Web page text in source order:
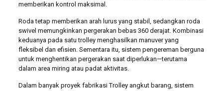
memberikan kontrol maksimal.
Roda tetap memberikan arah lurus yang stabil, sedangkan roda
swivel memungkinkan pergerakan bebas 360 derajat. Kombinasi
keduanya pada satu trolley menghasilkan manuver yang
fleksibel dan efisien. Sementara itu, sistem pengereman berguna
untuk menghentikan pergerakan saat diperlukan—terutama
dalam area miring atau padat aktivitas.
Dalam banyak proyek fabrikasi Trolley angkut barang, sistem